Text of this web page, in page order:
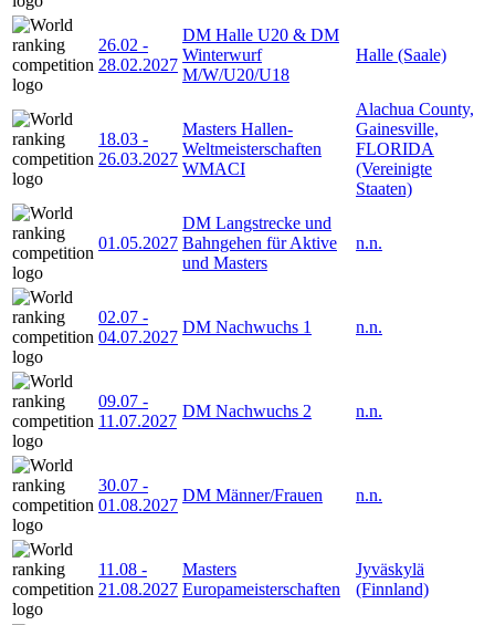
26.02 -
28.02.2027
DM Halle U20 & DM
Winterwurf
M/W/U20/U18
Halle (Saale)
18.03 -
26.03.2027
Masters Hallen-
Weltmeisterschaften
WMACI
Alachua County,
Gainesville,
FLORIDA
(Vereinigte
Staaten)
01.05.2027
DM Langstrecke und
Bahngehen für Aktive
und Masters
n.n.
02.07 -
04.07.2027
DM Nachwuchs 1 n.n.
09.07 -
11.07.2027
DM Nachwuchs 2 n.n.
30.07 -
01.08.2027
DM Männer/Frauen n.n.
11.08 -
21.08.2027
Masters
Europameisterschaften
Jyväskylä
(Finnland)